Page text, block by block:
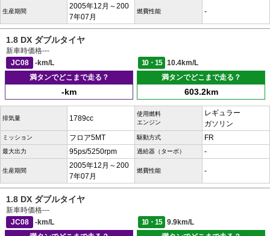
生産期間
2005年12月～200
7年07月
燃費性能 -
1.8 DX ダブルタイヤ
新車時価格---
JC08
-km/L 10・15
10.4km/L
満タンでどこまで走る？
-km
満タンでどこまで走る？
603.2km
排気量 1789cc
使用燃料
エンジン
レギュラー
ガソリン
ミッション フロア5MT 駆動方式 FR
最大出力 95ps/5250rpm 過給器（ターボ） -
生産期間
2005年12月～200
7年07月
燃費性能 -
1.8 DX ダブルタイヤ
新車時価格---
JC08
-km/L 10・15
9.9km/L